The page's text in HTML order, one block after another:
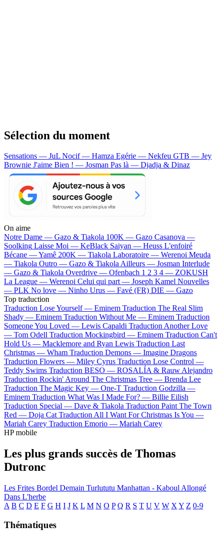
Sélection du moment
Sensations — JuL Nocif — Hamza Egérie — Nekfeu GTB — Jey
Brownie J'aime Bien ! — Josman Pas là — Djadja & Dinaz
On aime
Notre Dame — Gazo & Tiakola 100K — Gazo Casanova —
Soolking Laisse Moi — KeBlack Saiyan — Heuss L'enfoiré
Bécane —Yamê 200K — Tiakola Laboratoire — Werenoi Meuda
— Tiakola Outro — Gazo & TiakolaAilleurs — Josman Interlude
— Gazo & Tiakola Overdrive — Ofenbach 1 2 3 4 — ZOKUSH
La League — Werenoi Celui qui part — Joseph Kamel Nouvelles
— PLK No love — Ninho Urus — Favé (FR) DIE — Gazo
Top traduction
Traduction Lose Yourself — Eminem Traduction The Real Slim
Shady — Eminem Traduction Without Me — Eminem Traduction
Someone You Loved — Lewis Capaldi Traduction Another Love
— Tom Odell Traduction Mockingbird — Eminem Traduction Can't
Hold Us — Macklemore and Ryan Lewis Traduction Last
Christmas — Wham Traduction Demons — Imagine Dragons
Traduction Flowers — Miley Cyrus Traduction Lose Control —
Teddy Swims Traduction BESO — ROSALÍA & Rauw Alejandro
Traduction Rockin' Around The Christmas Tree — Brenda Lee
Traduction The Magic Key — One-T Traduction Godzilla —
Eminem Traduction What Was I Made For? — Billie Eilish
Traduction Special — Dave & Tiakola Traduction Paint The Town
Red — Doja Cat Traduction All I Want For Christmas Is You —
Mariah Carey Traduction Emorio — Mariah Carey
HP mobile
Les plus grands succès de Thomas
Dutronc
Les Frites Bordel Demain Turlututu Manhattan - Kaboul Allongé
Dans L'herbe
A B C D E F G H I J K L M N O P Q R S T U V W X Y Z 0-9
Thématiques